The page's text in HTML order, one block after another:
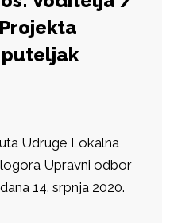
Udruge Lokalna
Upravni odbor
14. srpnja 2020.